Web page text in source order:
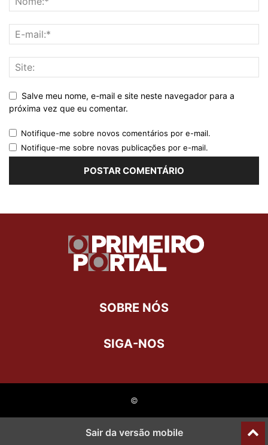
Salve meu nome, e-mail e site neste navegador para a
próxima vez que eu comentar.
Notifique-me sobre novos comentários por e-mail.
Notifique-me sobre novas publicações por e-mail.
SOBRE NÓS
SIGA-NOS
©
Sair da versão mobile